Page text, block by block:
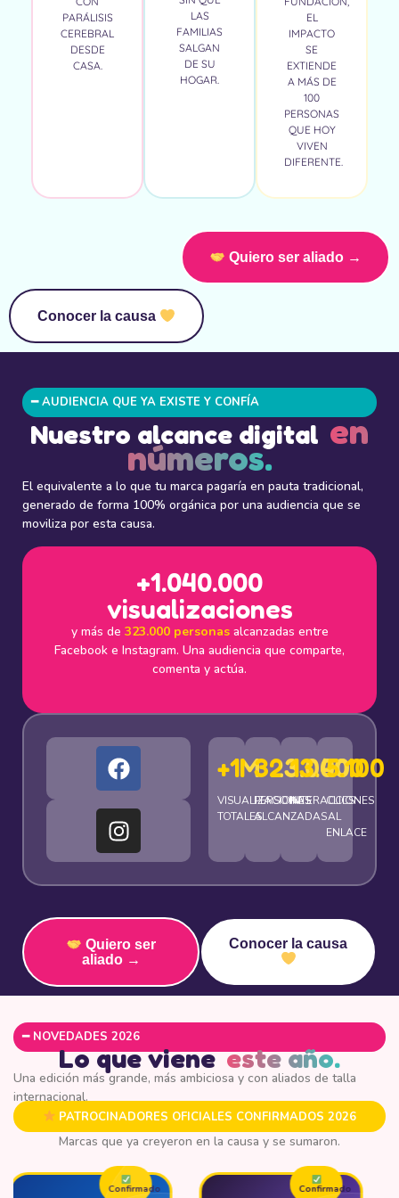
PARÁLISIS
CEREBRAL
DESDE
CASA.
LAS
FAMILIAS
SALGAN
DE SU
HOGAR.
EL
IMPACTO
SE
EXTIENDE
A MÁS DE
100
PERSONAS
QUE HOY
VIVEN
DIFERENTE.
Quiero ser aliado →
Conocer la causa
━ AUDIENCIA QUE YA EXISTE Y CONFÍA
Nuestro alcance digital en
números.
El equivalente a lo que tu marca pagaría en pauta tradicional,
generado de forma 100% orgánica por una audiencia que se
moviliza por esta causa.
+1.040.000
visualizaciones
y más de 323.000 personas alcanzadas entre
Facebook e Instagram. Una audiencia que comparte,
comenta y actúa.
+1M
VISUALIZACIONES
TOTALES
323.000
PERSONAS
ALCANZADAS
13.400
INTERACCIONES
5.100
CLICS
AL
ENLACE
Quiero ser
aliado →
Conocer la causa
━ NOVEDADES 2026
Lo que viene este año.
Una edición más grande, más ambiciosa y con aliados de talla
internacional.
PATROCINADORES OFICIALES CONFIRMADOS 2026
Marcas que ya creyeron en la causa y se sumaron.
Confirmado